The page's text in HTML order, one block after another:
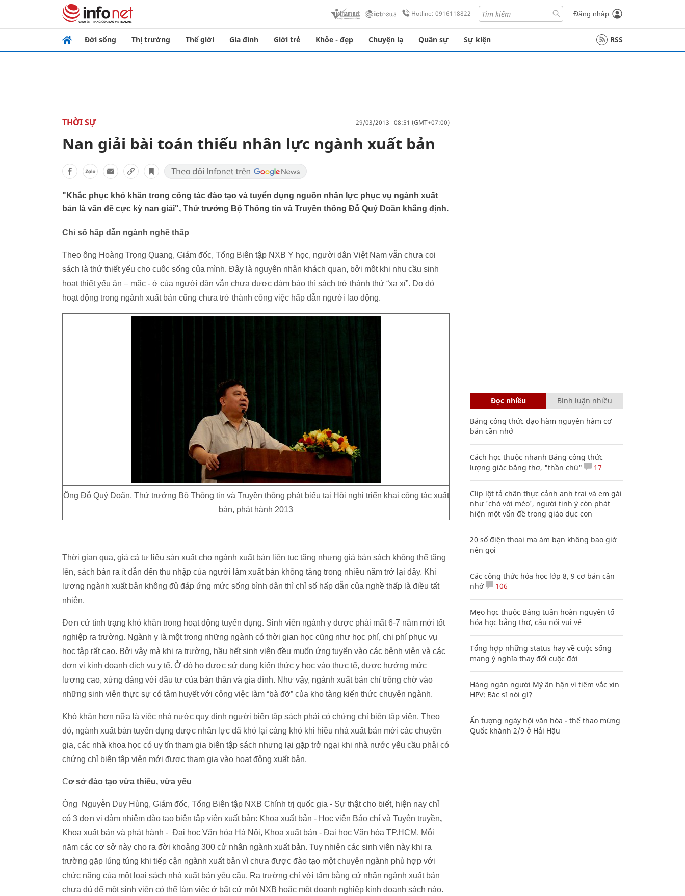
Hotline: 0916118822 Đăng nhập
Đời sống Thị trường Thế giới Gia đình Giới trẻ Khỏe - đẹp Chuyện lạ Quân sự Sự kiện RSS
THỜI SỰ 29/03/2013 08:51 (GMT+07:00)
Nan giải bài toán thiếu nhân lực ngành xuất bản
"Khắc phục khó khăn trong công tác đào tạo và tuyển dụng nguồn nhân lực phục vụ ngành xuất
bản là vấn đề cực kỳ nan giải", Thứ trưởng Bộ Thông tin và Truyền thông Đỗ Quý Doãn khẳng định.
Chỉ số hấp dẫn ngành nghề thấp
Theo ông Hoàng Trọng Quang, Giám đốc, Tổng Biên tập NXB Y học, người dân Việt Nam vẫn chưa coi
sách là thứ thiết yếu cho cuộc sống của mình. Đây là nguyên nhân khách quan, bởi một khi nhu cầu sinh
hoạt thiết yếu ăn – mặc - ở của người dân vẫn chưa được đảm bảo thì sách trở thành thứ “xa xỉ”. Do đó
hoạt động trong ngành xuất bản cũng chưa trở thành công việc hấp dẫn người lao động.
Ông Đỗ Quý Doãn, Thứ trưởng Bộ Thông tin và Truyền thông phát biểu tại Hội nghị triển khai công tác xuất
bản, phát hành 2013
Thời gian qua, giá cả tư liệu sản xuất cho ngành xuất bản liên tục tăng nhưng giá bán sách không thể tăng
lên, sách bán ra ít dẫn đến thu nhập của người làm xuất bản không tăng trong nhiều năm trở lại đây. Khi
lương ngành xuất bản không đủ đáp ứng mức sống bình dân thì chỉ số hấp dẫn của nghề thấp là điều tất
nhiên.
Đơn cử tình trạng khó khăn trong hoạt động tuyển dụng. Sinh viên ngành y dược phải mất 6-7 năm mới tốt
nghiệp ra trường. Ngành y là một trong những ngành có thời gian học cũng như học phí, chi phí phục vụ
học tập rất cao. Bởi vậy mà khi ra trường, hầu hết sinh viên đều muốn ứng tuyển vào các bệnh viện và các
đơn vị kinh doanh dịch vụ y tế. Ở đó họ được sử dụng kiến thức y học vào thực tế, được hưởng mức
lương cao, xứng đáng với đầu tư của bản thân và gia đình. Như vậy, ngành xuất bản chỉ trông chờ vào
những sinh viên thực sự có tâm huyết với công việc làm “bà đỡ” của kho tàng kiến thức chuyên ngành.
Khó khăn hơn nữa là việc nhà nước quy định người biên tập sách phải có chứng chỉ biên tập viên. Theo
đó, ngành xuất bản tuyển dụng được nhân lực đã khó lại càng khó khi hiều nhà xuất bản mời các chuyên
gia, các nhà khoa học có uy tín tham gia biên tập sách nhưng lại gặp trở ngại khi nhà nước yêu cầu phải có
chứng chỉ biên tập viên mới được tham gia vào hoạt động xuất bản.
Cơ sở đào tạo vừa thiếu, vừa yếu
Ông Nguyễn Duy Hùng, Giám đốc, Tổng Biên tập NXB Chính trị quốc gia - Sự thật cho biết, hiện nay chỉ
có 3 đơn vị đảm nhiệm đào tạo biên tập viên xuất bản: Khoa xuất bản - Học viện Báo chí và Tuyên truyền,
Khoa xuất bản và phát hành - Đại học Văn hóa Hà Nội, Khoa xuất bản - Đại học Văn hóa TP.HCM. Mỗi
năm các cơ sở này cho ra đời khoảng 300 cử nhân ngành xuất bản. Tuy nhiên các sinh viên này khi ra
trường gặp lúng túng khi tiếp cận ngành xuất bản vì chưa được đào tạo một chuyên ngành phù hợp với
chức năng của một loại sách nhà xuất bản yêu cầu. Ra trường chỉ với tấm bằng cử nhân ngành xuất bản
chưa đủ để một sinh viên có thể làm việc ở bất cử một NXB hoặc một doanh nghiệp kinh doanh sách nào.
Đọc nhiều Bình luận nhiều
Bảng công thức đạo hàm nguyên hàm cơ
bản cần nhớ
Cách học thuộc nhanh Bảng công thức
lượng giác bằng thơ, "thần chú"
17
Clip lột tả chân thực cảnh anh trai và em gái
như 'chó với mèo', người tinh ý còn phát
hiện một vấn đề trong giáo dục con
20 số điện thoại ma ám bạn không bao giờ
nên gọi
Các công thức hóa học lớp 8, 9 cơ bản cần
nhớ
106
Mẹo học thuộc Bảng tuần hoàn nguyên tố
hóa học bằng thơ, câu nói vui vẻ
Tổng hợp những status hay về cuộc sống
mang ý nghĩa thay đổi cuộc đời
Hàng ngàn người Mỹ ân hận vì tiêm vắc xin
HPV: Bác sĩ nói gì?
Ấn tượng ngày hội văn hóa - thể thao mừng
Quốc khánh 2/9 ở Hải Hậu